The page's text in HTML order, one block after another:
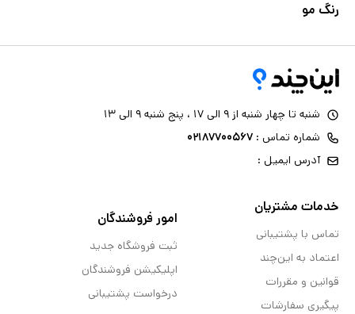
رنگ مو
شنبه تا چهار شنبه از ۹ الی ۱۷ ، پنج شنبه ۹ الی ۱۳
شماره تماس : ۰۲۱۸۷۷۰۰۵۶۷
آدرس ایمیل :
خدمات مشتریان
تماس با پشتیبانی
اعتماد به این‌چند
قوانین و مقررات
پیگیری سفارشات
امور فروشندگان
ثبت فروشگاه جدید
اپلیکیشن فروشندگان
درخواست پشتیبانی